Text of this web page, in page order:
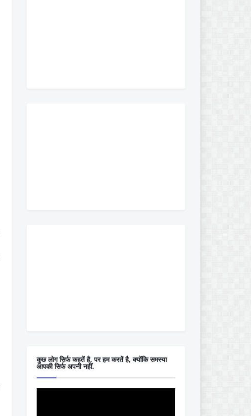
कुछ लोग सिर्फ कहतें है, पर हम करतें है, क्योंकि समस्या
आपकी सिर्फ अपनी नहीं.